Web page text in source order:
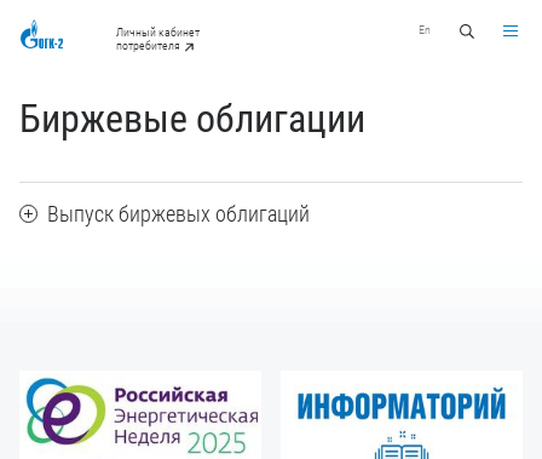
Личный кабинет
потребителя
En
Биржевые облигации
Выпуск биржевых облигаций